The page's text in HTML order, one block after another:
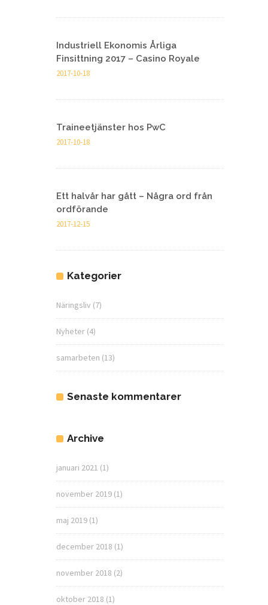
Industriell Ekonomis Årliga
Finsittning 2017 – Casino Royale
2017-10-18
Traineetjänster hos PwC
2017-10-18
Ett halvår har gått – Några ord från
ordförande
2017-12-15
Kategorier
Näringsliv (7)
Nyheter (4)
samarbeten (13)
Senaste kommentarer
Archive
januari 2021 (1)
november 2019 (1)
maj 2019 (1)
december 2018 (1)
november 2018 (2)
oktober 2018 (1)